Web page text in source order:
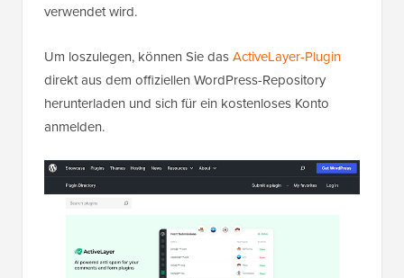
verwendet wird.
Um loszulegen, können Sie dasActiveLayer-Plugin
direkt aus dem offiziellen WordPress-Repository
herunterladen und sich für ein kostenloses Konto
anmelden.